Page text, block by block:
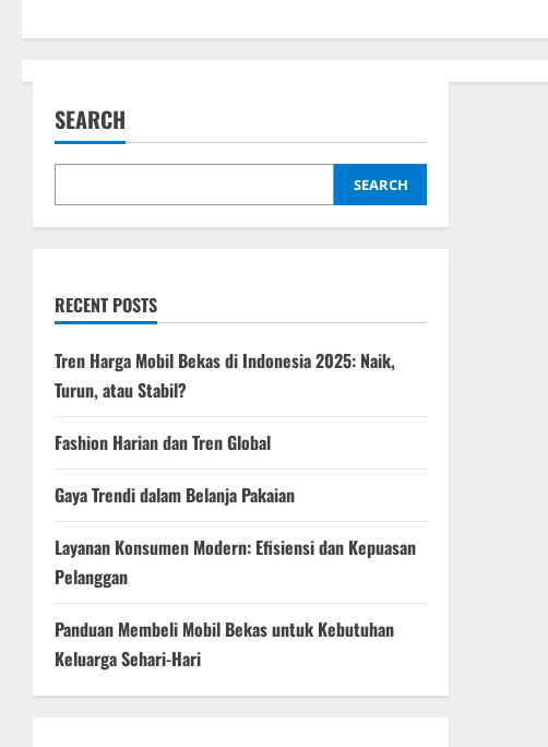
n
a
v
g
a
o
n
SEARCH
SEARCH
RECENT POSTS
Tren Harga Mobil Bekas di Indonesia 2025: Naik,
Turun, atau Stabil?
Fashion Harian dan Tren Global
Gaya Trendi dalam Belanja Pakaian
Layanan Konsumen Modern: Efisiensi dan Kepuasan
Pelanggan
Panduan Membeli Mobil Bekas untuk Kebutuhan
Keluarga Sehari-Hari